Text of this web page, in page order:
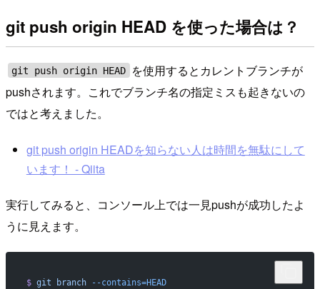
git push origin HEAD を使った場合は？
git push origin HEAD
を使用するとカレントブランチが
pushされます。これでブランチ名の指定ミスも起きないの
ではと考えました。
git push origin HEADを知らない人は時間を無駄にして
います！ - Qiita
実行してみると、コンソール上では一見pushが成功したよ
うに見えます。
$ git branch --contains=HEAD